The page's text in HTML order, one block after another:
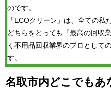
のです。
「ECOクリーン」は、全ての私
どちらをとっても『最高の回収
く不用品回収業界のプロとして
す。
名取市内どこでもあ